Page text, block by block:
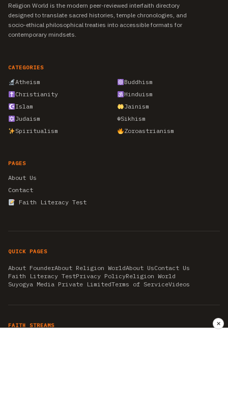
Religion World is the modern peer-reviewed interfaith directory
designed to translate sacred histories, temple chronologies, and
socio-ethical philosophical treaties into accessible formats for
contemporary mindsets.
CATEGORIES
Atheism
Buddhism
Christianity
Hinduism
Islam
Jainism
Judaism
☬Sikhism
Spiritualism
Zoroastrianism
PAGES
About Us
Contact
Faith Literacy Test
QUICK PAGES
About FounderAbout Religion WorldAbout UsContact Us
Faith Literacy TestPrivacy PolicyReligion World
Suyogya Media Private LimitedTerms of ServiceVideos
FAITH STREAMS ✕